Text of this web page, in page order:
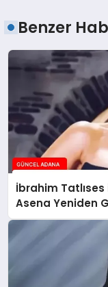
Benzer
İbrahim
Asena Yeniden